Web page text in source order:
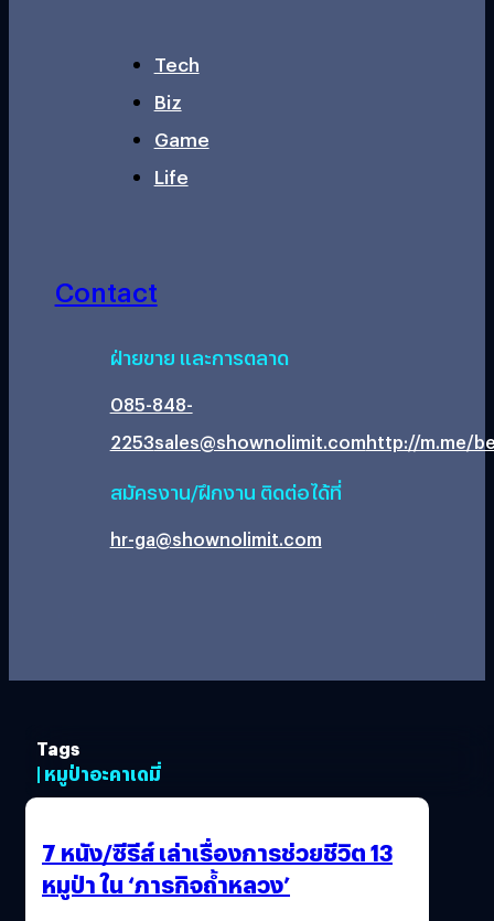
Tech
Biz
Game
Life
Contact
ฝ่ายขาย และการตลาด
085-848-
2253sales@shownolimit.comhttp://m.me/
สมัครงาน/ฝึกงาน ติดต่อได้ที่
hr-ga@shownolimit.com
Tags
| หมูป่าอะคาเดมี่
7 หนัง/ซีรีส์ เล่าเรื่องการช่วยชีวิต 13
หมูป่า ใน ‘ภารกิจถ้ำหลวง’